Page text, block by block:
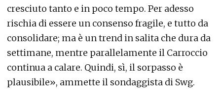
cresciuto tanto e in poco tempo. Per adesso
rischia di essere un consenso fragile, e tutto da
consolidare; ma è un trend in salita che dura da
settimane, mentre parallelamente il Carroccio
continua a calare. Quindi, sì, il sorpasso è
plausibile», ammette il sondaggista di Swg.